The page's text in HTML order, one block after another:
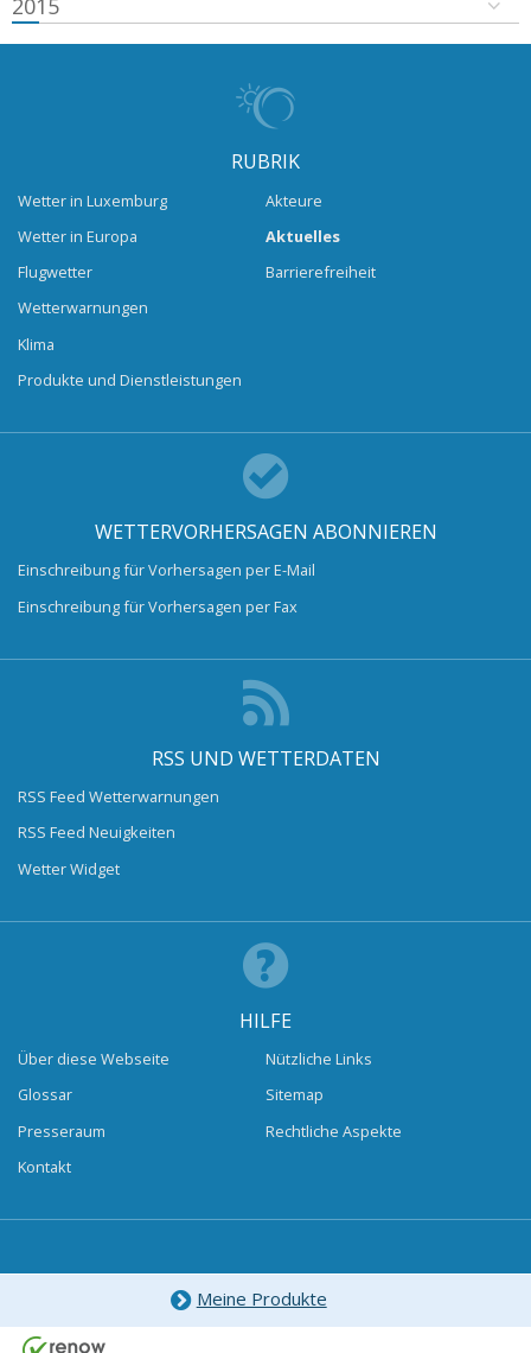
2015
RUBRIK
Wetter in Luxemburg
Wetter in Europa
Flugwetter
Wetterwarnungen
Klima
Produkte und Dienstleistungen
Akteure
Aktuelles
Barrierefreiheit
WETTERVORHERSAGEN ABONNIEREN
Einschreibung für Vorhersagen per E-Mail
Einschreibung für Vorhersagen per Fax
RSS UND WETTERDATEN
RSS Feed Wetterwarnungen
RSS Feed Neuigkeiten
Wetter Widget
HILFE
Über diese Webseite
Glossar
Presseraum
Kontakt
Nützliche Links
Sitemap
Rechtliche Aspekte
Meine Produkte